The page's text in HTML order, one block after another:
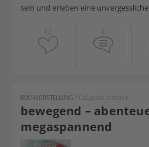
sein und erleben eine
32 2
bewegend –
megaspannend
BUCHVORSTELLUNG | Calypsos Irrfahrt